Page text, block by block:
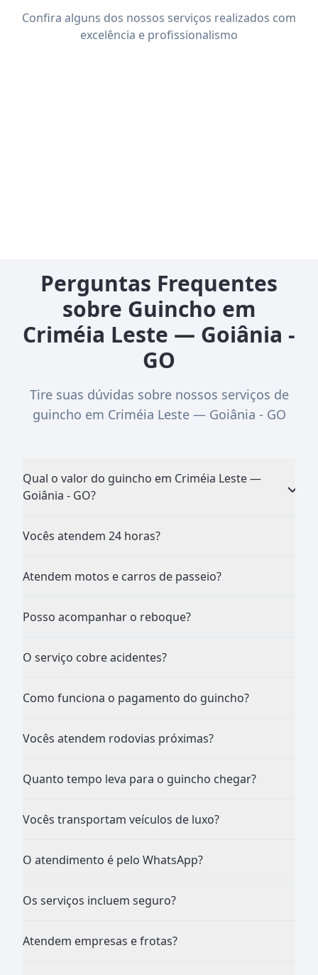
Confira alguns dos nossos serviços realizados com
excelência e profissionalismo
Perguntas Frequentes
sobre Guincho em
Criméia Leste — Goiânia -
GO
Tire suas dúvidas sobre nossos serviços de
guincho em Criméia Leste — Goiânia - GO
Qual o valor do guincho em Criméia Leste —
Goiânia - GO?
Vocês atendem 24 horas?
Atendem motos e carros de passeio?
Posso acompanhar o reboque?
O serviço cobre acidentes?
Como funciona o pagamento do guincho?
Vocês atendem rodovias próximas?
Quanto tempo leva para o guincho chegar?
Vocês transportam veículos de luxo?
O atendimento é pelo WhatsApp?
Os serviços incluem seguro?
Atendem empresas e frotas?